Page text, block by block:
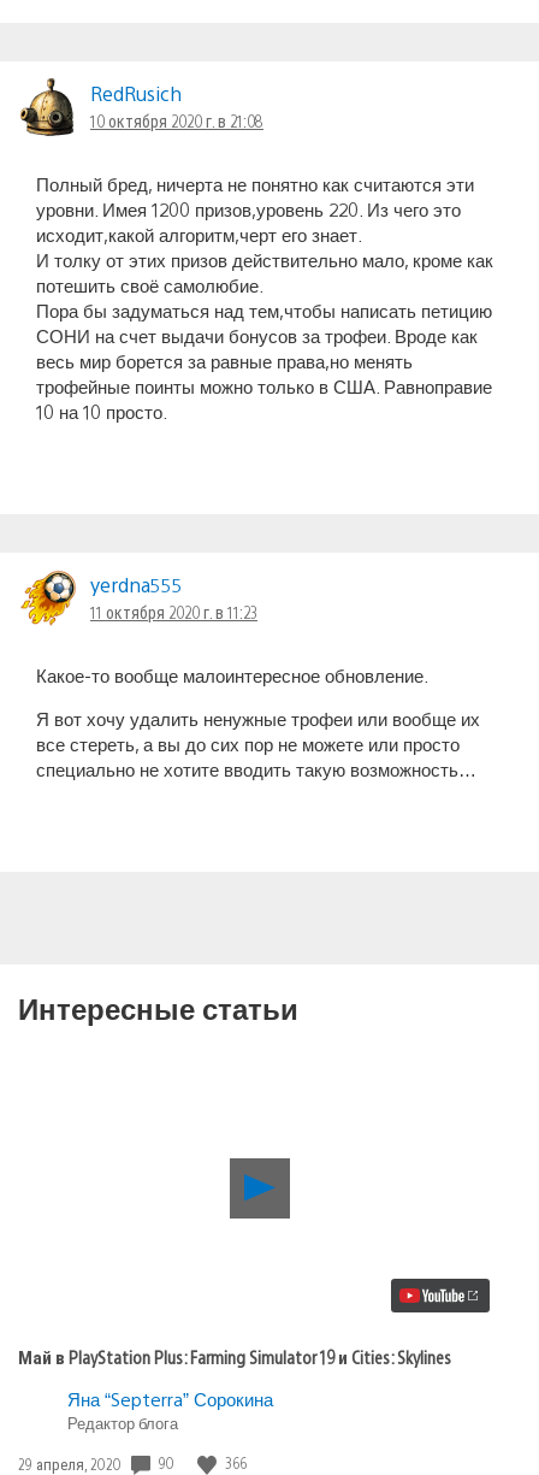
RedRusich
10 октября 2020 г. в 21:08
Полный бред, ничерта не понятно как считаются эти
уровни. Имея 1200 призов,уровень 220. Из чего это
исходит,какой алгоритм,черт его знает.
И толку от этих призов действительно мало, кроме как
потешить своё самолюбие.
Пора бы задуматься над тем,чтобы написать петицию
СОНИ на счет выдачи бонусов за трофеи. Вроде как
весь мир борется за равные права,но менять
трофейные поинты можно только в США. Равноправие
10 на 10 просто.
yerdna555
11 октября 2020 г. в 11:23
Какое-то вообще малоинтересное обновление.
Я вот хочу удалить ненужные трофеи или вообще их
все стереть, а вы до сих пор не можете или просто
специально не хотите вводить такую возможность…
Интересные статьи
Воспроизвести
Май
19
Май в PlayStation Plus: Farming Simulator 19 и Cities: Skylines
Яна “Septerra” Сорокина
Редактор блога
Дата
29 апреля, 2020 90 366